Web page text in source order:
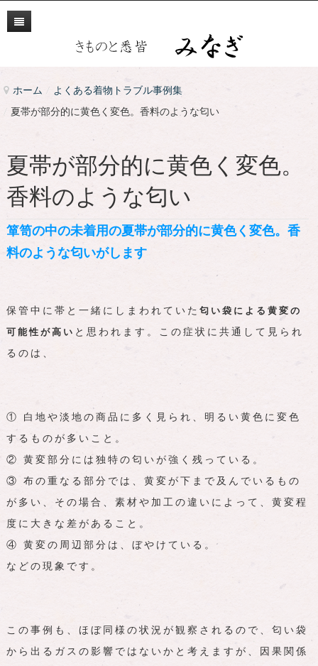
悉皆とは
みなぎの業務
着物の販売・仕立て
着物の修理
着物の再利用
着物のご相談
着物・仕立て料金
修理の料金
再利用の料金
所在地
よくある質問
お問い合わせ
ネットショップ
ホーム / よくある着物トラブル事例集
/ 夏帯が部分的に黄色く変色。香料のような匂い
夏帯が部分的に黄色く変色。
香料のような匂い
箪笥の中の未着用の夏帯が部分的に黄色く変色。香
料のような匂いがします
保管中に帯と一緒にしまわれていた 匂い袋による黄変の
可能性が高い と思われます。この症状に共通して見られ
るのは、
① 白地や淡地の商品に多く見られ、明るい黄色に変色
するものが多いこと。
② 黄変部分には独特の匂いが強く残っている。
③ 布の重なる部分では、黄変が下まで及んでいるもの
が多い、その場合、素材や加工の違いによって、黄変程
度に大きな差があること。
④ 黄変の周辺部分は、ぼやけている。
などの現象です。
この事例も、ほぼ同様の状況が観察されるので、匂い袋
から出るガスの影響ではないかと考えますが、因果関係